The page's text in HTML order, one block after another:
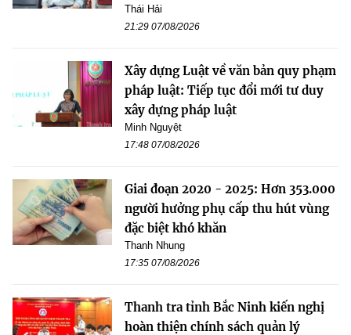
Thái Hải
21:29 07/08/2026
Xây dựng Luật về văn bản quy phạm
pháp luật: Tiếp tục đổi mới tư duy
xây dựng pháp luật
Minh Nguyệt
17:48 07/08/2026
Giai đoạn 2020 - 2025: Hơn 353.000
người hưởng phụ cấp thu hút vùng
đặc biệt khó khăn
Thanh Nhung
17:35 07/08/2026
Thanh tra tỉnh Bắc Ninh kiến nghị
hoàn thiện chính sách quản lý